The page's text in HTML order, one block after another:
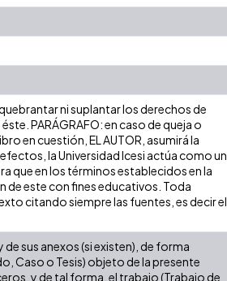
ni suplantar los derechos de
PARÁGRAFO: en caso de queja o
en cuestión, EL AUTOR, asumirá la
la Universidad Icesi actúa como un
que en los términos establecidos en la
de este con fines educativos. Toda
citando siempre las fuentes, es decir el
sus anexos (si existen), de forma
Caso o Tesis) objeto de la presente
y de tal forma, el trabajo (Trabajo de